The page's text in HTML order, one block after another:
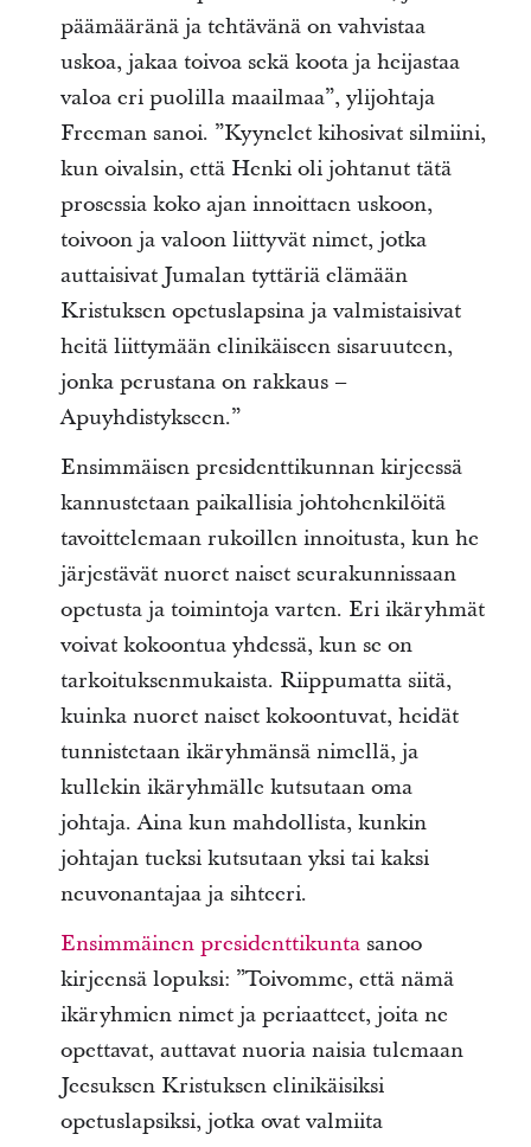
päämääränä ja tehtävänä on vahvistaa
uskoa, jakaa toivoa sekä koota ja heijastaa
valoa eri puolilla maailmaa”, ylijohtaja
Freeman sanoi. ”Kyynelet kihosivat silmiini,
kun oivalsin, että Henki oli johtanut tätä
prosessia koko ajan innoittaen uskoon,
toivoon ja valoon liittyvät nimet, jotka
auttaisivat Jumalan tyttäriä elämään
Kristuksen opetuslapsina ja valmistaisivat
heitä liittymään elinikäiseen sisaruuteen,
jonka perustana on rakkaus –
Apuyhdistykseen.”
Ensimmäisen presidenttikunnan kirjeessä
kannustetaan paikallisia johtohenkilöitä
tavoittelemaan rukoillen innoitusta, kun he
järjestävät nuoret naiset seurakunnissaan
opetusta ja toimintoja varten. Eri ikäryhmät
voivat kokoontua yhdessä, kun se on
tarkoituksenmukaista. Riippumatta siitä,
kuinka nuoret naiset kokoontuvat, heidät
tunnistetaan ikäryhmänsä nimellä, ja
kullekin ikäryhmälle kutsutaan oma
johtaja. Aina kun mahdollista, kunkin
johtajan tueksi kutsutaan yksi tai kaksi
neuvonantajaa ja sihteeri.
Ensimmäinen presidenttikuntasanoo
kirjeensä lopuksi: ”Toivomme, että nämä
ikäryhmien nimet ja periaatteet, joita ne
opettavat, auttavat nuoria naisia tulemaan
Jeesuksen Kristuksen elinikäisiksi
opetuslapsiksi, jotka ovat valmiita